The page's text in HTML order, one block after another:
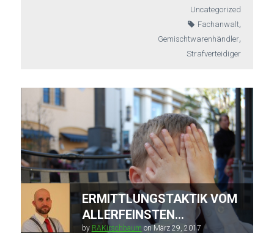
Uncategorized
Fachanwalt,
Gemischtwarenhändler,
Strafverteidiger
ERMITTLUNGSTAKTIK VOM
ALLERFEINSTEN…
by RAKirschbaum onMärz 29, 2017